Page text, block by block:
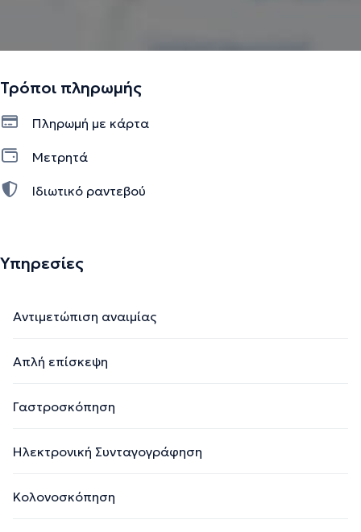
Τρόποι πληρωμής
Πληρωμή με κάρτα
Μετρητά
Ιδιωτικό ραντεβού
Υπηρεσίες
Αντιμετώπιση αναιμίας
Απλή επίσκεψη
Γαστροσκόπηση
Ηλεκτρονική Συνταγογράφηση
Κολονοσκόπηση